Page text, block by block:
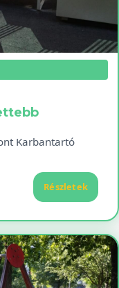
Karbantartó
Részletek